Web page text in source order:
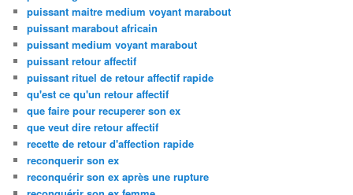
puissant maitre medium voyant marabout
puissant marabout africain
puissant medium voyant marabout
puissant retour affectif
puissant rituel de retour affectif rapide
qu'est ce qu'un retour affectif
que faire pour recuperer son ex
que veut dire retour affectif
recette de retour d'affection rapide
reconquerir son ex
reconquérir son ex après une rupture